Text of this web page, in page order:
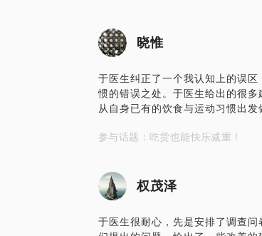
晓惟
于医生纠正了一个我认知上的误
惯的错误之处。于医生给出的很
从自身已有的饮食与运动习惯出
参与话题：吃货也能快乐减重！
权茂泽
于医生很耐心，先是安排了调查